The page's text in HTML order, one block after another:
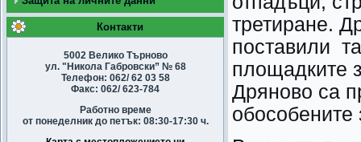
Контакти
5002 Велико Търново
ул. "Никола Габровски” № 68
Телефон: 062/ 62 03 58
Факс: 062/ 623-784
Работно време
от понеделник до петък: 08:30-17:30 ч.
третиране.
поставили
площадките
Дряново са